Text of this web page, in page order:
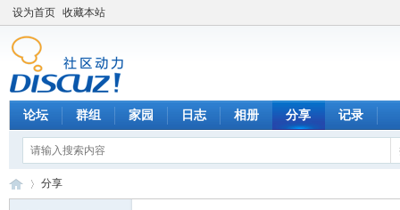
设为首页 收藏本站
论坛 群组 家园 日志 相册 分享 记录
分享